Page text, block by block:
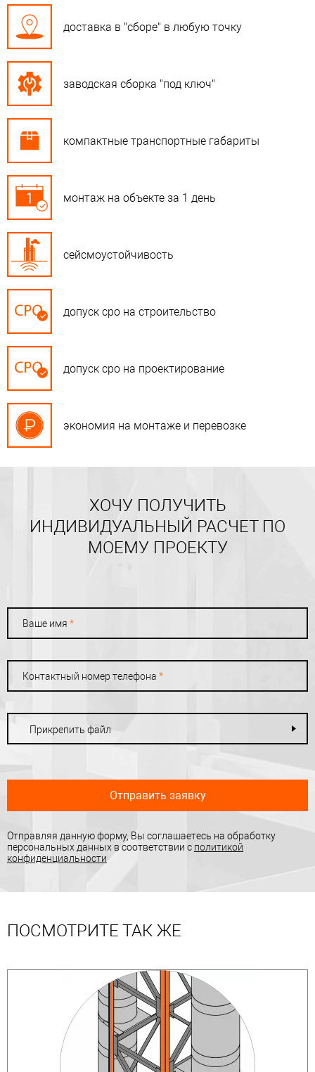
доставка в "сборе" в любую точку
заводская сборка "под ключ"
компактные транспортные габариты
монтаж на объекте за 1 день
сейсмоустойчивость
допуск сро на строительство
допуск сро на проектирование
экономия на монтаже и перевозке
ХОЧУ ПОЛУЧИТЬ
ИНДИВИДУАЛЬНЫЙ РАСЧЕТ ПО
МОЕМУ ПРОЕКТУ
Ваше имя *
Контактный номер телефона *
Прикрепить файл
Отправить заявку
Отправляя данную форму, Вы соглашаетесь на обработку
персональных данных в соответствии с политикой
конфиденциальности
ПОСМОТРИТЕ ТАК ЖЕ